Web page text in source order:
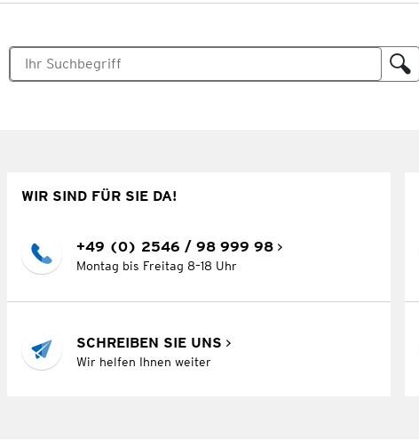
WIR SIND FÜR SIE DA!
+49 (0) 2546 / 98 999 98
Montag bis Freitag 8–18 Uhr
SCHREIBEN SIE UNS
Wir helfen Ihnen weiter